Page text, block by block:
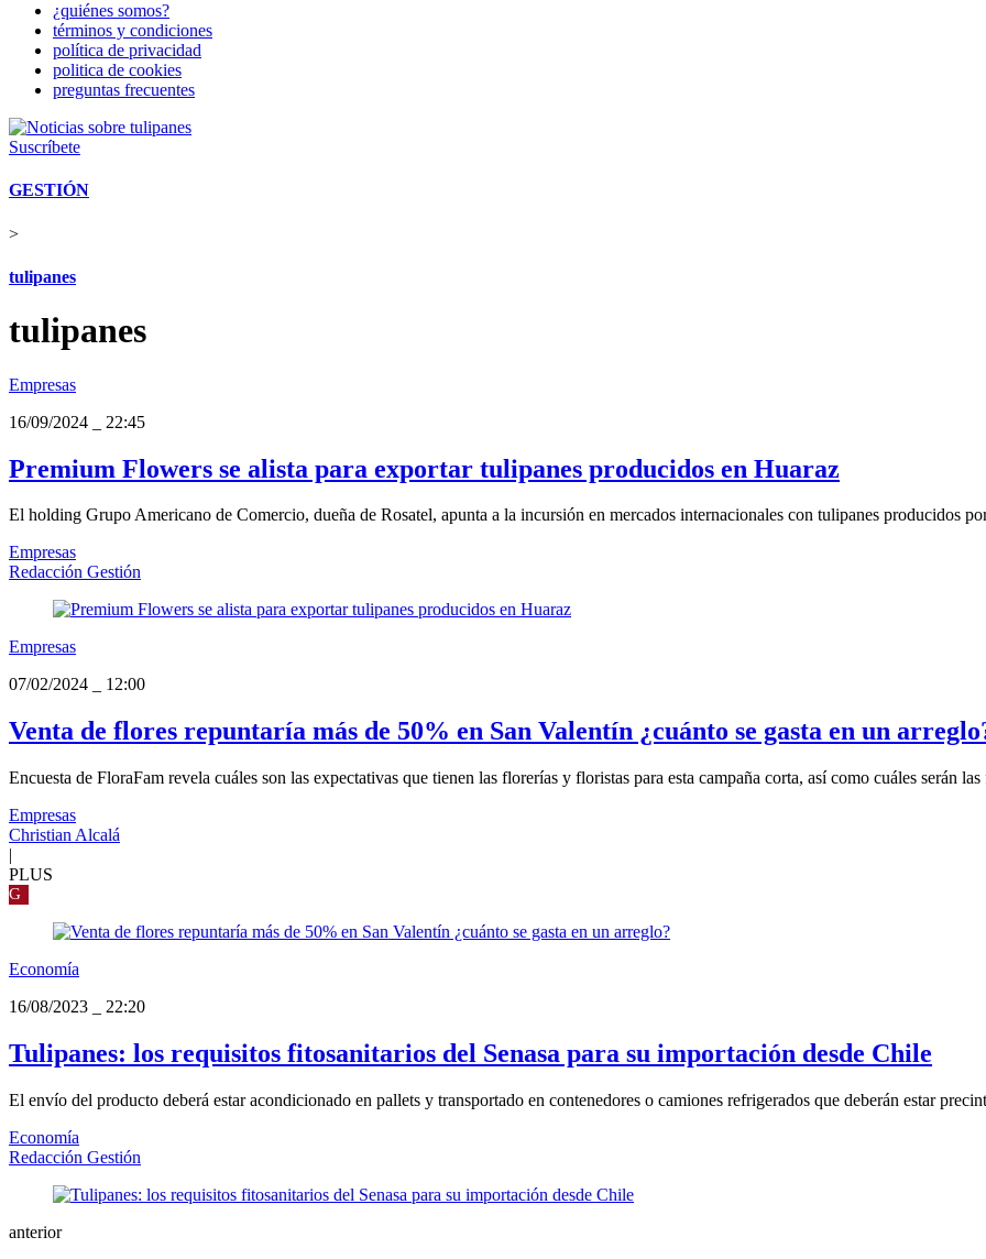
¿quiénes somos?
términos y condiciones
política de privacidad
politica de cookies
preguntas frecuentes
Suscríbete
GESTIÓN
>
tulipanes
tulipanes
Empresas
16/09/2024
22:45
Premium Flowers se alista para exportar tulipanes producidos en Huaraz
El holding Grupo Americano de Comercio, dueña de Rosatel, apunta a la incursión en mercados internacionales con tulipanes producidos
Empresas
Redacción Gestión
Empresas
07/02/2024
12:00
Venta de flores repuntaría más de 50% en San Valentín ¿cuánto se gasta en un
Encuesta de FloraFam revela cuáles son las expectativas que tienen las florerías y floristas para esta campaña corta, así como cuáles serán las
Empresas
Christian Alcalá
|
PLUS
G
Economía
16/08/2023
22:20
Tulipanes: los requisitos fitosanitarios del Senasa para su importación desde Chile
El envío del producto deberá estar acondicionado en pallets y transportado en contenedores o camiones refrigerados que deberán estar
Economía
Redacción Gestión
anterior